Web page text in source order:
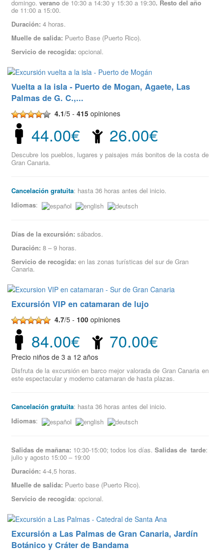
domingo.veranode 10:30 a 14:30 y 15:30 a 19:30. Resto del año
de 11:00 a 15:00.
Duración:4 horas.
Muelle de salida: Puerto Base (Puerto Rico).
Servicio de recogida: opcional.
Vuelta a la isla - Puerto de Mogan, Agaete, Las
Palmas de G. C.,...
4.1/5 -415 opiniones
44.00€ 26.00€
Descubre los pueblos, lugares y paisajes más bonitos de la costa de
Gran Canaria.
Cancelación gratuita: hasta 36 horas antes del inicio.
Idiomas:
Días de la excursión: sábados.
Duración: 8 – 9 horas.
Servicio de recogida: en las zonas turísticas del sur de Gran
Canaria.
Excursión VIP en catamaran de lujo
4.7/5 - 100 opiniones
84.00€ 70.00€
Precio niños de 3 a 12 años
Disfruta de la excursión en barco mejor valorada de Gran Canaria en
este espectacular y moderno catamaran de hasta plazas.
Cancelación gratuita: hasta 36 horas antes del inicio.
Idiomas:
Salidas de mañana: 10:30-15:00; todos los días.Salidas de tarde:
julio y agosto 15:00 – 19:00
Duración: 4-4,5 horas.
Muelle de salida: Puerto base (Puerto Rico).
Servicio de recogida: opcional.
Excursión a Las Palmas de Gran Canaria, Jardín
Botánico y Cráter de Bandama